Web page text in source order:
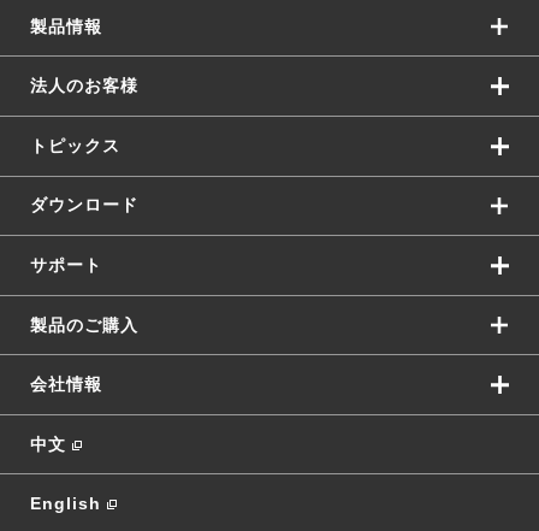
製品情報
法人のお客様
トピックス
ダウンロード
サポート
製品のご購入
会社情報
中文
English